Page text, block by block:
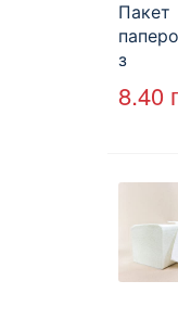
Пакет
з
8.40